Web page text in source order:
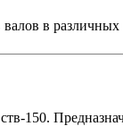
в
150.